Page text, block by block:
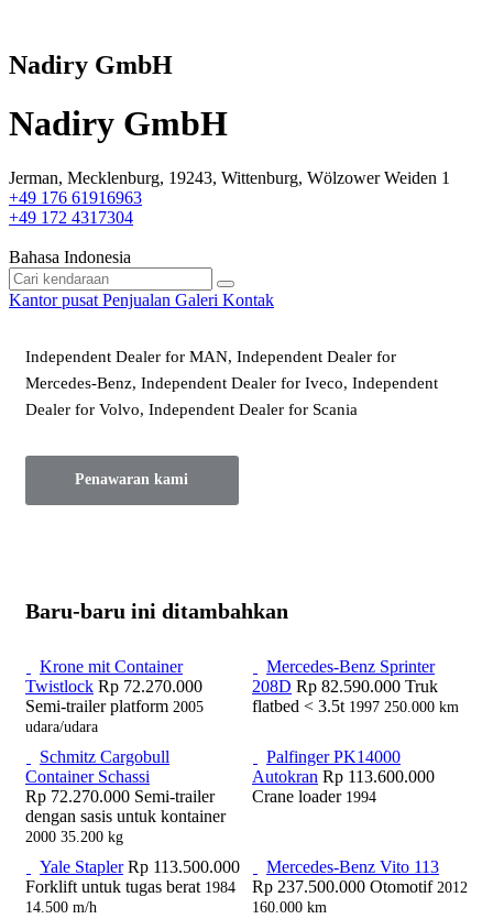
Nadiry GmbH
Nadiry GmbH
Jerman, Mecklenburg, 19243, Wittenburg, Wölzower Weiden 1
+49 176 61916963
+49 172 4317304
Bahasa Indonesia
Kantor pusat Penjualan Galeri Kontak
Independent Dealer for MAN, Independent Dealer for
Mercedes-Benz, Independent Dealer for Iveco, Independent
Dealer for Volvo, Independent Dealer for Scania
Penawaran kami
Baru-baru ini ditambahkan
Krone mit Container
Twistlock Rp 72.270.000
Semi-trailer platform 2005
udara/udara
Mercedes-Benz Sprinter
208D Rp 82.590.000 Truk
flatbed < 3.5t 1997 250.000 km
Schmitz Cargobull
Container Schassi
Rp 72.270.000 Semi-trailer
dengan sasis untuk kontainer
2000 35.200 kg
Palfinger PK14000
Autokran Rp 113.600.000
Crane loader 1994
Yale Stapler Rp 113.500.000
Forklift untuk tugas berat 1984
14.500 m/h
Mercedes-Benz Vito 113
Rp 237.500.000 Otomotif 2012
160.000 km